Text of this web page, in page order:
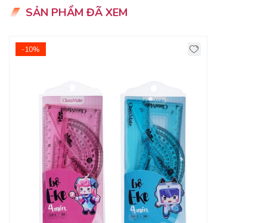
SẢN PHẨM ĐÃ XEM
-10%